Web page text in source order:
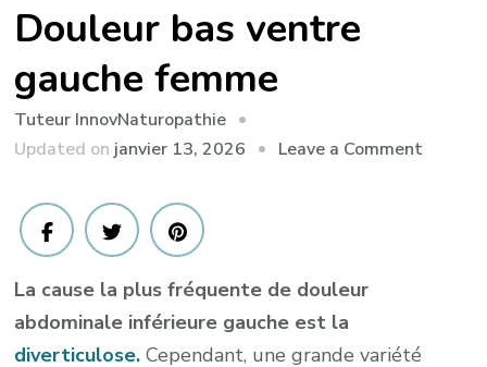
Douleur bas ventre
gauche femme
Tuteur InnovNaturopathie
Updated onjanvier 13, 2026 Leave a Commenton
La cause la plus fréquente de douleur
abdominale inférieure gauche est la
diverticulose. Cependant, une grande variété